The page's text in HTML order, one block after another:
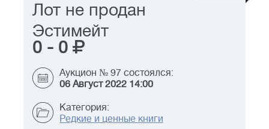
Лот не продан
Эстимейт
0 - 0
Аукцион № 97 состоялся:
06 Август 2022 14:00
Категория:
Редкие и ценные книги